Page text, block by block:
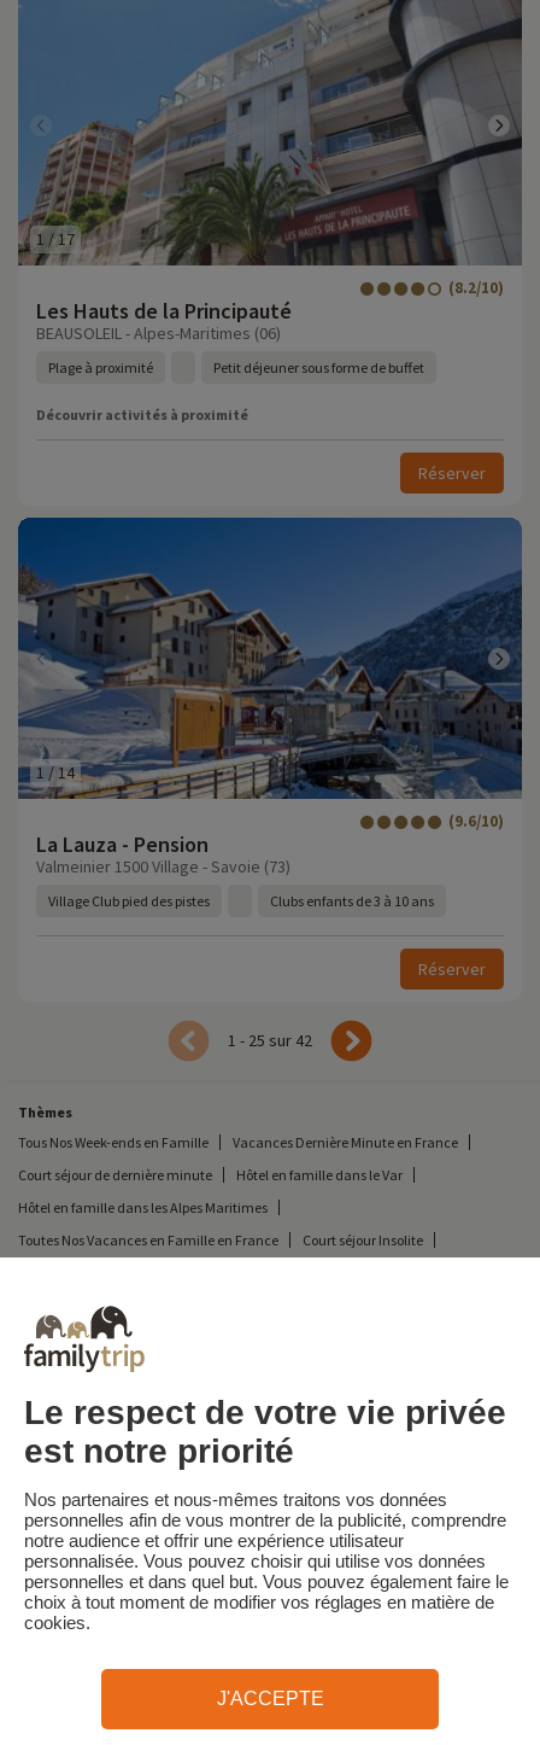
1 /17
Les Hauts de la Principauté
(8.2/10)
BEAUSOLEIL - Alpes-Maritimes (06)
Plage à proximité Petit déjeuner sous forme de buffet
Découvrir activités à proximité
Réserver
1/14
La Lauza - Pension
(9.6/10)
Valmeinier 1500 Village - Savoie (73)
Village Club pied des pistes Clubs enfants de 3 à 10 ans
Réserver
1 - 25 sur 42
Thèmes
Tous Nos Week-ends en Famille
Vacances Dernière Minute en France
Court séjour de dernière minute
Hôtel en famille dans le Var
Hôtel en famille dans les Alpes Maritimes
Toutes Nos Vacances en Famille en France
Court séjour Insolite
Hôtel en famille dans les Bouches du Rhône
Hôtel en famille dans les Alpes de Haute Provence
Destinations
Vacances au Ski en France
Familytrip
Qui sommes-nous?
CGV et Charte de Confidentialité
La Presse parle de nous
Partenaires FAQ Blog Plan du site
Paiement sécurisé Réalisé par Sooyoos
Besoin d’aide ? 09 72 26 99 33
Le respect de votre vie privée
est notre priorité
Nos partenaires et nous-mêmes traitons vos données
personnelles afin de vous montrer de la publicité, comprendre
notre audience et offrir une expérience utilisateur
personnalisée. Vous pouvez choisir qui utilise vos données
personnelles et dans quel but. Vous pouvez également faire le
choix à tout moment de modifier vos réglages en matière de
cookies.
J'ACCEPTE